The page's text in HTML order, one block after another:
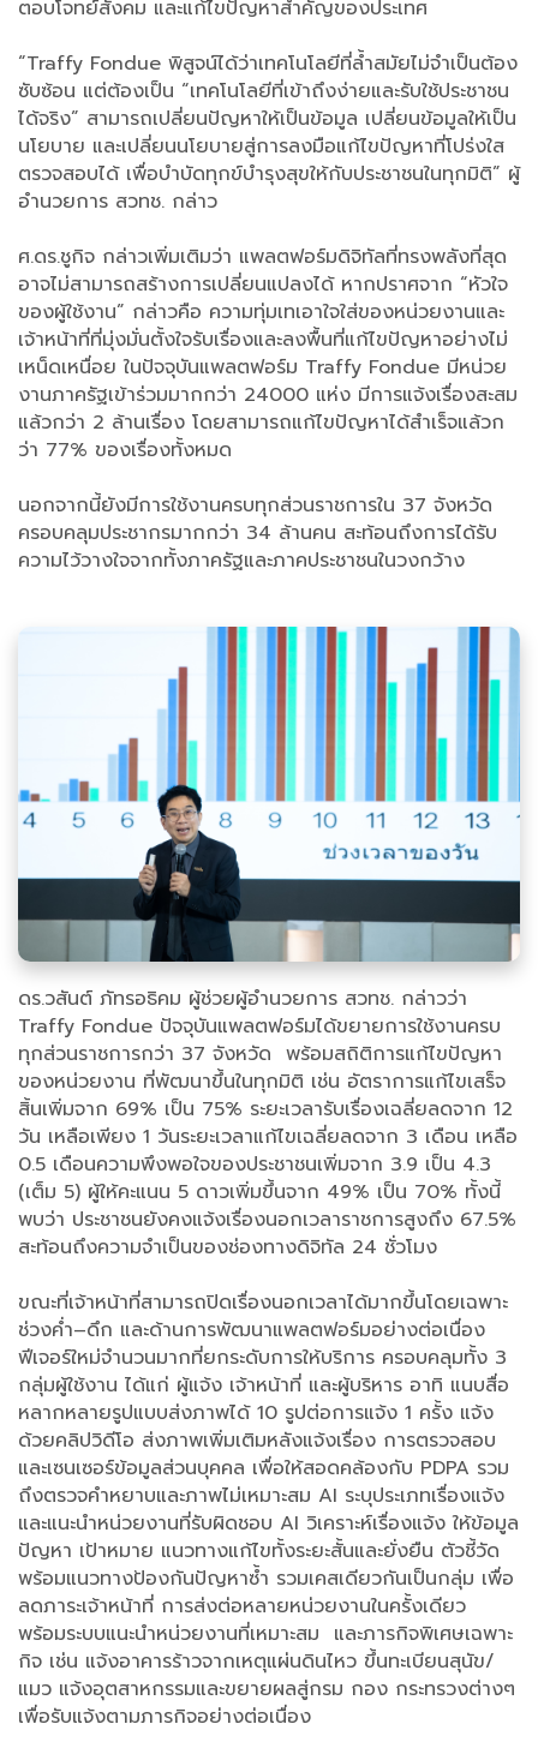
ตอบโจทย์สังคม และแก้ไขปัญหาสำคัญของประเทศ
“Traffy Fondue พิสูจน์ได้ว่าเทคโนโลยีที่ล้ำสมัยไม่จำเป็นต้อง
ซับซ้อน แต่ต้องเป็น “เทคโนโลยีที่เข้าถึงง่ายและรับใช้ประชาชน
ได้จริง” สามารถเปลี่ยนปัญหาให้เป็นข้อมูล เปลี่ยนข้อมูลให้เป็น
นโยบาย และเปลี่ยนนโยบายสู่การลงมือแก้ไขปัญหาที่โปร่งใส
ตรวจสอบได้ เพื่อบำบัดทุกข์บำรุงสุขให้กับประชาชนในทุกมิติ” ผู้
อำนวยการ สวทช. กล่าว
ศ.ดร.ชูกิจ กล่าวเพิ่มเติมว่า แพลตฟอร์มดิจิทัลที่ทรงพลังที่สุด
อาจไม่สามารถสร้างการเปลี่ยนแปลงได้ หากปราศจาก “หัวใจ
ของผู้ใช้งาน” กล่าวคือ ความทุ่มเทเอาใจใส่ของหน่วยงานและ
เจ้าหน้าที่ที่มุ่งมั่นตั้งใจรับเรื่องและลงพื้นที่แก้ไขปัญหาอย่างไม่
เหน็ดเหนื่อย ในปัจจุบันแพลตฟอร์ม Traffy Fondue มีหน่วย
งานภาครัฐเข้าร่วมมากกว่า 24000 แห่ง มีการแจ้งเรื่องสะสม
แล้วกว่า 2 ล้านเรื่อง โดยสามารถแก้ไขปัญหาได้สำเร็จแล้วก
ว่า 77% ของเรื่องทั้งหมด
นอกจากนี้ยังมีการใช้งานครบทุกส่วนราชการใน 37 จังหวัด
ครอบคลุมประชากรมากกว่า 34 ล้านคน สะท้อนถึงการได้รับ
ความไว้วางใจจากทั้งภาครัฐและภาคประชาชนในวงกว้าง
ดร.วสันต์ ภัทรอธิคม ผู้ช่วยผู้อำนวยการ สวทช. กล่าวว่า
Traffy Fondue ปัจจุบันแพลตฟอร์มได้ขยายการใช้งานครบ
ทุกส่วนราชการกว่า 37 จังหวัด พร้อมสถิติการแก้ไขปัญหา
ของหน่วยงาน ที่พัฒนาขึ้นในทุกมิติ เช่น อัตราการแก้ไขเสร็จ
สิ้นเพิ่มจาก 69% เป็น 75% ระยะเวลารับเรื่องเฉลี่ยลดจาก 12
วัน เหลือเพียง 1 วันระยะเวลาแก้ไขเฉลี่ยลดจาก 3 เดือน เหลือ
0.5 เดือนความพึงพอใจของประชาชนเพิ่มจาก 3.9 เป็น 4.3
(เต็ม 5) ผู้ให้คะแนน 5 ดาวเพิ่มขึ้นจาก 49% เป็น 70% ทั้งนี้
พบว่า ประชาชนยังคงแจ้งเรื่องนอกเวลาราชการสูงถึง 67.5%
สะท้อนถึงความจำเป็นของช่องทางดิจิทัล 24 ชั่วโมง
ขณะที่เจ้าหน้าที่สามารถปิดเรื่องนอกเวลาได้มากขึ้นโดยเฉพาะ
ช่วงค่ำ–ดึก และด้านการพัฒนาแพลตฟอร์มอย่างต่อเนื่อง
ฟีเจอร์ใหม่จำนวนมากที่ยกระดับการให้บริการ ครอบคลุมทั้ง 3
กลุ่มผู้ใช้งาน ได้แก่ ผู้แจ้ง เจ้าหน้าที่ และผู้บริหาร อาทิ แนบสื่อ
หลากหลายรูปแบบส่งภาพได้ 10 รูปต่อการแจ้ง 1 ครั้ง แจ้ง
ด้วยคลิปวิดีโอ ส่งภาพเพิ่มเติมหลังแจ้งเรื่อง การตรวจสอบ
และเซนเซอร์ข้อมูลส่วนบุคคล เพื่อให้สอดคล้องกับ PDPA รวม
ถึงตรวจคำหยาบและภาพไม่เหมาะสม AI ระบุประเภทเรื่องแจ้ง
และแนะนำหน่วยงานที่รับผิดชอบ AI วิเคราะห์เรื่องแจ้ง ให้ข้อมูล
ปัญหา เป้าหมาย แนวทางแก้ไขทั้งระยะสั้นและยั่งยืน ตัวชี้วัด
พร้อมแนวทางป้องกันปัญหาซ้ำ รวมเคสเดียวกันเป็นกลุ่ม เพื่อ
ลดภาระเจ้าหน้าที่ การส่งต่อหลายหน่วยงานในครั้งเดียว
พร้อมระบบแนะนำหน่วยงานที่เหมาะสม และภารกิจพิเศษเฉพาะ
กิจ เช่น แจ้งอาคารร้าวจากเหตุแผ่นดินไหว ขึ้นทะเบียนสุนัข/
แมว แจ้งอุตสาหกรรมและขยายผลสู่กรม กอง กระทรวงต่างๆ
เพื่อรับแจ้งตามภารกิจอย่างต่อเนื่อง